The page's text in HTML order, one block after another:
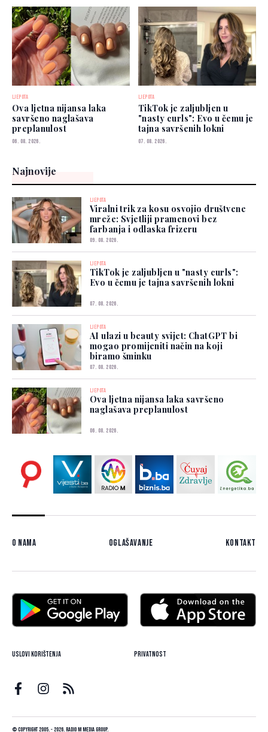
LJEPOTA
Ova ljetna nijansa laka
savršeno naglašava
preplanulost
06. 08. 2026.
LJEPOTA
TikTok je zaljubljen u
"nasty curls": Evo u čemu je
tajna savršenih lokni
07. 08. 2026.
Najnovije
LJEPOTA
Viralni trik za kosu osvojio društvene
mreže: Svjetliji pramenovi bez
farbanja i odlaska frizeru
09. 08. 2026.
LJEPOTA
TikTok je zaljubljen u "nasty curls":
Evo u čemu je tajna savršenih lokni
07. 08. 2026.
LJEPOTA
AI ulazi u beauty svijet: ChatGPT bi
mogao promijeniti način na koji
biramo šminku
07. 08. 2026.
LJEPOTA
Ova ljetna nijansa laka savršeno
naglašava preplanulost
06. 08. 2026.
O nama Oglašavanje Kontakt
Uslovi korištenja Privatnost
© Copyright 2005. - 2026. Radio M Media Group.